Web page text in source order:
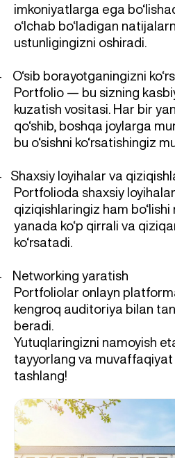
imkoniyatlarga ega
o‘lchab bo‘ladigan
ustunligingizni oshiradi.
O‘sib borayotganingizni
Portfolio — bu sizning
kuzatish vositasi. Har bir
qo‘shib, boshqa joylarga
bu o‘sishni ko‘rsatishingiz
Shaxsiy loyihalar va
Portfolioda shaxsiy
qiziqishlaringiz ham bo‘lishi
yanada ko‘p qirrali va
ko‘rsatadi.
Networking yaratish
Portfoliolar onlayn
kengroq auditoriya bilan
beradi.
Yutuqlaringizni namoyish
tayyorlang va
tashlang!